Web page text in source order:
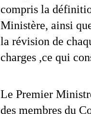
compris la
Ministère, ainsi
la révision de
charges ,ce qui
Le Premier
des membres du